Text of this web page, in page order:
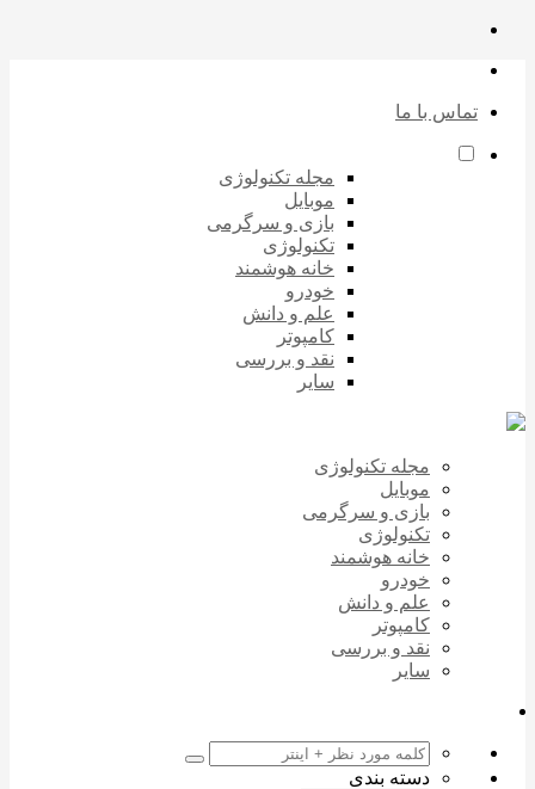
تماس با ما
مجله تکنولوژی
موبایل
بازی و سرگرمی
تکنولوژی
خانه هوشمند
خودرو
علم و دانش
کامپوتر
نقد و بررسی
سایر
مجله تکنولوژی
موبایل
بازی و سرگرمی
تکنولوژی
خانه هوشمند
خودرو
علم و دانش
کامپوتر
نقد و بررسی
سایر
دسته بندی